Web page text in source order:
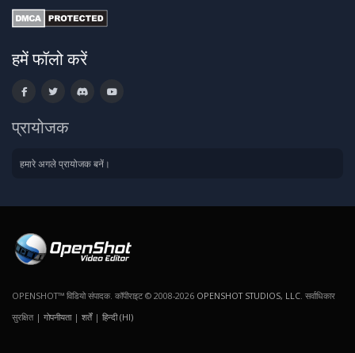
हमें फॉलो करें
प्रायोजक
हमारे अगले प्रायोजक बनें।
OPENSHOT™ विडियो संपादक. कॉपीराइट © 2008-2026 OPENSHOT STUDIOS, LLC. सर्वाधिकार
सुरक्षित | गोपनीयता| शर्तें| हिन्दी (HI)